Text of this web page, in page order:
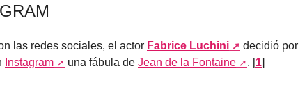
las redes sociales, el actor Fabrice Luchini
decidió por
Instagram una fábula de Jean de la Fontaine . [1]